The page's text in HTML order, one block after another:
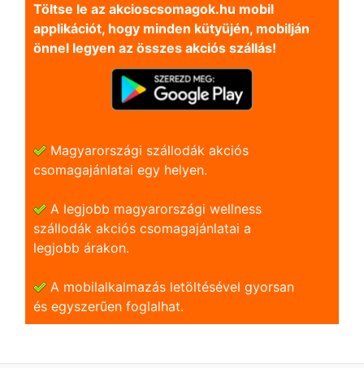
Töltse le az akcioscsomagok.hu mobil
applikációt, hogy minden kütyüjén, mobilján
önnel legyen az összes akciós szállás!
Magyarországi szállodák akciós
csomagajánlatai egy helyen.
A legjobb magyarországi wellness
szállodák akciós csomagajánlatai a
legjobb árakon.
A mobilalkalmazás letöltésével gyorsan
és egyszerũen foglalhat.